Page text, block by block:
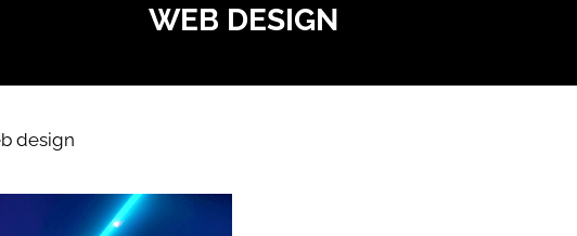
WEB DESIGN
design